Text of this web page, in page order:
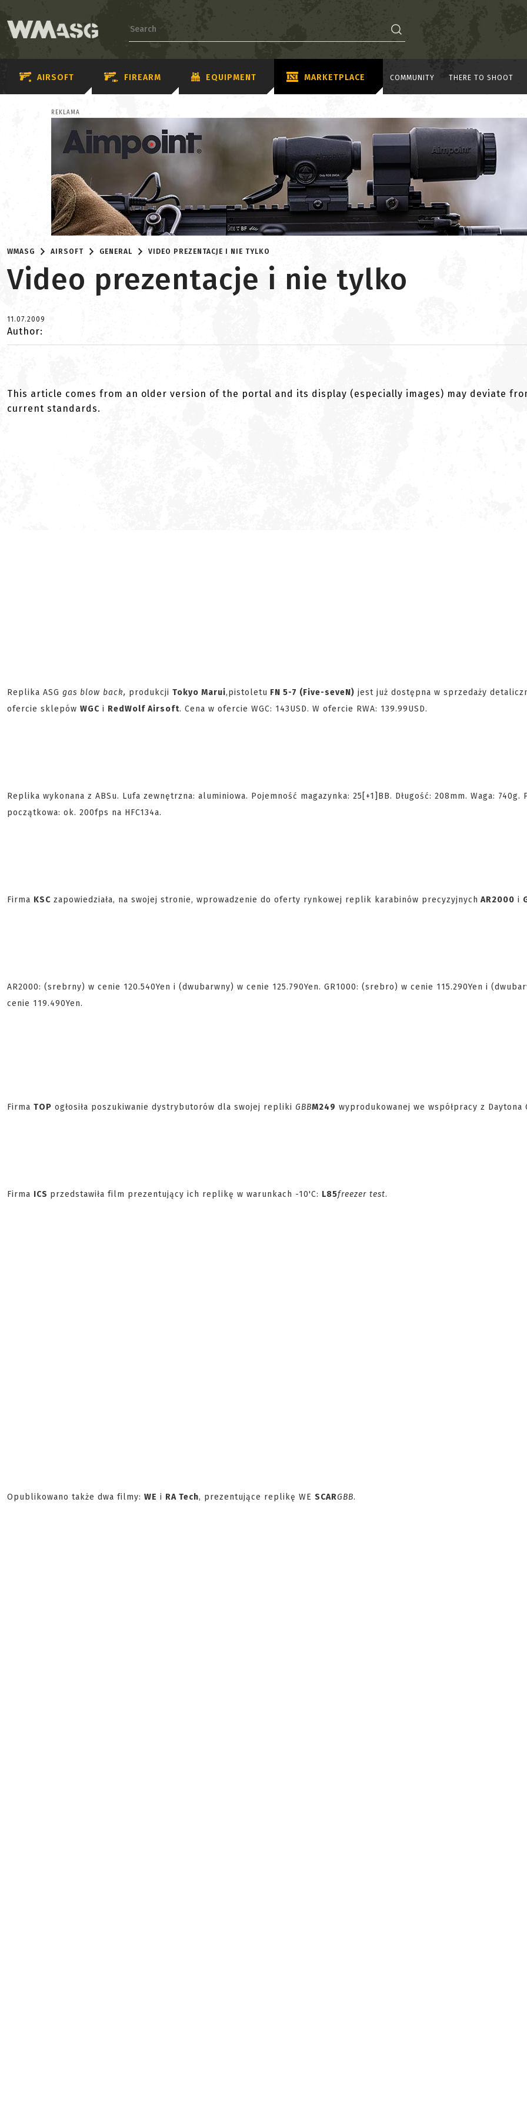
AIRSOFT FIREARM EQUIPMENT MARKETPLACE COMMUNITY THERE TO SHOOT
REKLAMA
WMASG AIRSOFT GENERAL VIDEO PREZENTACJE I NIE TYLKO
Video prezentacje i nie tylko
11.07.2009
Author:
This article comes from an older version of the portal and its display (especially images) may deviate
current standards.
Replika ASG gas blow back, produkcji Tokyo Marui,pistoletu FN 5-7 (Five-seveN) jest już dostępna w sprzedaży
ofercie sklepów WGC i RedWolf Airsoft. Cena w ofercie WGC: 143USD. W ofercie RWA: 139.99USD.
Replika wykonana z ABSu. Lufa zewnętrzna: aluminiowa. Pojemność magazynka: 25[+1]BB. Długość: 208mm. Waga: 740g.
początkowa: ok. 200fps na HFC134a.
Firma KSC zapowiedziała, na swojej stronie, wprowadzenie do oferty rynkowej replik karabinów precyzyjnych AR2000 i
AR2000: (srebrny) w cenie 120.540Yen i (dwubarwny) w cenie 125.790Yen. GR1000: (srebro) w cenie 115.290Yen i
cenie 119.490Yen.
Firma TOP ogłosiła poszukiwanie dystrybutorów dla swojej repliki GBBM249 wyprodukowanej we współpracy z Daytona
Firma ICS przedstawiła film prezentujący ich replikę w warunkach -10'C: L85freezer test.
Opublikowano także dwa filmy: WE i RA Tech, prezentujące replikę WE SCARGBB.